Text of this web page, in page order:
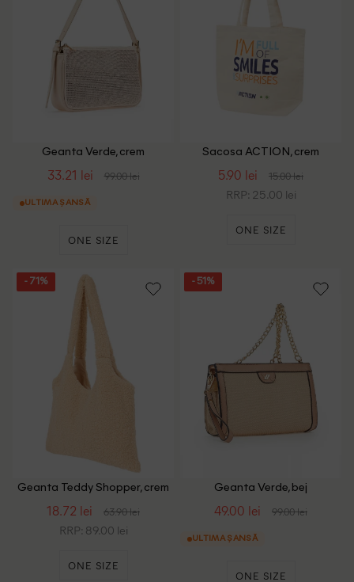
Geanta Verde, crem
33.21 lei 99.00 lei
ULTIMA ȘANSĂ
ONE SIZE
Sacosa ACTION, crem
5.90 lei 15.00 lei
RRP: 25.00 lei
ONE SIZE
- 71%
Geanta Teddy Shopper, crem
18.72 lei 63.90 lei
RRP: 89.00 lei
ONE SIZE
- 51%
Geanta Verde, bej
49.00 lei 99.00 lei
ULTIMA ȘANSĂ
ONE SIZE